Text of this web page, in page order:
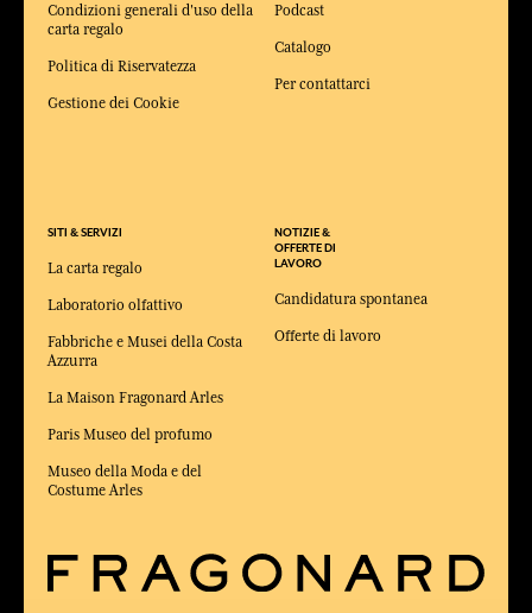
Condizioni generali d'uso della
carta regalo
Politica di Riservatezza
Gestione dei Cookie
SITI & SERVIZI
La carta regalo
Laboratorio olfattivo
Fabbriche e Musei della Costa
Azzurra
La Maison Fragonard Arles
Paris Museo del profumo
Museo della Moda e del
Costume Arles
Podcast
Catalogo
Per contattarci
NOTIZIE &
OFFERTE DI
LAVORO
Candidatura spontanea
Offerte di lavoro